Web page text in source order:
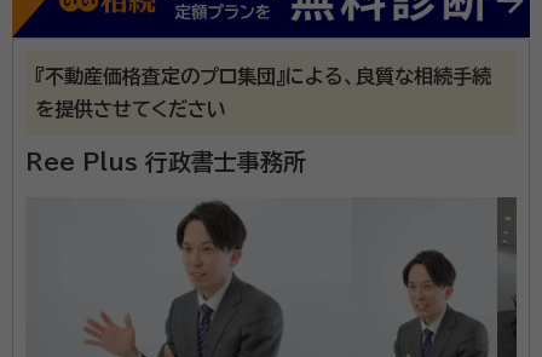
症がご不安な方、争族を回避されたい方、ご両親が心配
設計、任意後見契約、また、おひとりさまや頼る人がい
ない方の身元証明やご逝去後の葬儀や納骨、遺品整理
（死後事務委任契約）などのお悩み解決を得意としてい
資格等：行政書士・家族信託コンサルタント・身元証明相談士・2級
FP技能士・宅建士
所属団体：東京都行政書士会・身元保証相談士協会・一般社団法人
『不動産価格査定のプロ集団』による、良質な相続手続
を提供させてください
Ree Plus 行政書士事務所